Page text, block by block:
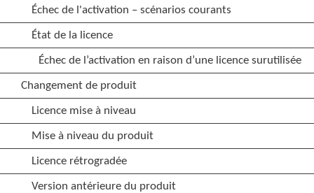
Échec de l'activation – scénarios courants
État de la licence
Échec de l’activation en raison d’une licence surutilisée
Changement de produit
Licence mise à niveau
Mise à niveau du produit
Licence rétrogradée
Version antérieure du produit